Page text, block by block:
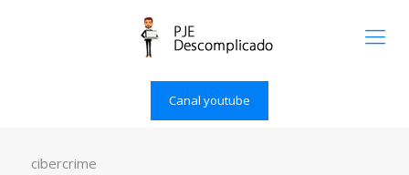
Canal youtube
cibercrime